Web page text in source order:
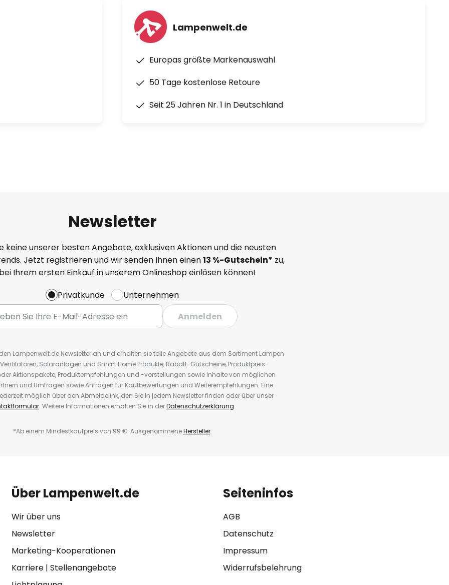
Lampenwelt.de
Europas größte Markenauswahl
50 Tage kostenlose Retoure
Seit 25 Jahren Nr. 1 in Deutschland
Newsletter
keine unserer besten Angebote, exklusiven Aktionen und die neusten
Jetzt registrieren und wir senden Ihnen einen13 %-Gutschein* zu,
Ihrem ersten Einkauf in unserem Onlineshop einlösen können!
Privatkunde
Unternehmen
Anmelden
Lampenwelt.de Newsletter an und erhalten sie tolle Angebote aus dem Sortiment Lampen
Solaranlagen und Smart Home Produkte, Rabatt-Gutscheine, Produktpreis-
Aktionspakete, Produktempfehlungen und -vorstellungen sowie Inhalte von möglichen
und Umfragen sowie Anfragen für Kaufbewertungen und Weiterempfehlungen. Eine
möglich über den Abmeldelink, den Sie in jedem Newsletter finden oder über unser
. Weitere Informationen erhalten Sie in derDatenschutzerklärung.
*Ab einem Mindestkaufpreis von 99 €. AusgenommeneHersteller.
Über Lampenwelt.de
Wir über uns
Newsletter
Marketing-Kooperationen
Karriere| Stellenangebote
Seiteninfos
AGB
Datenschutz
Impressum
Widerrufsbelehrung